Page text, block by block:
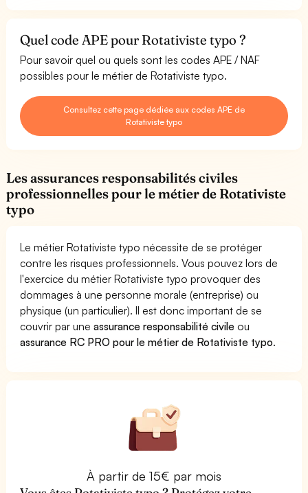
Quel code APE pour Rotativiste typo ?
Pour savoir quel ou quels sont les codes APE / NAF
possibles pour le métier de Rotativiste typo.
Consultez cette page dédiée aux codes APE de
Rotativiste typo
Les assurances responsabilités civiles
professionnelles pour le métier de Rotativiste
typo
Le métier Rotativiste typo nécessite de se protéger
contre les risques professionnels. Vous pouvez lors de
l'exercice du métier Rotativiste typo provoquer des
dommages à une personne morale (entreprise) ou
physique (un particulier). Il est donc important de se
couvrir par uneassurance responsabilité civile ou
assurance RC PRO pour le métier de Rotativiste typo.
À partir de 15€ par mois